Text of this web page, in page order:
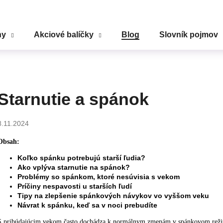
Akciové balíčky Blog Slovník pojmov
a spánok
Koľko spánku potrebujú starší ľudia?
Ako vplýva starnutie na spánok?
Problémy so spánkom, ktoré nesúvisia s vekom
Príčiny nespavosti u starších ľudí
Tipy na zlepšenie spánkových návykov vo vyššom veku
Návrat k spánku, keď sa v noci prebudíte
Čo potrebujete nájsť?
HĽADAŤ